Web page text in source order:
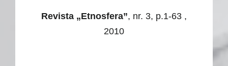
Revista „Etnosfera”, nr. 3, p.1-63 ,
2010